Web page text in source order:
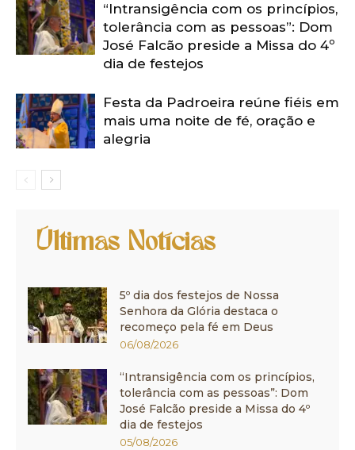
“Intransigência com os princípios,
tolerância com as pessoas”: Dom
José Falcão preside a Missa do 4º
dia de festejos
Festa da Padroeira reúne fiéis em
mais uma noite de fé, oração e
alegria
Últimas Notícias
5º dia dos festejos de Nossa
Senhora da Glória destaca o
recomeço pela fé em Deus
06/08/2026
“Intransigência com os princípios,
tolerância com as pessoas”: Dom
José Falcão preside a Missa do 4º
dia de festejos
05/08/2026